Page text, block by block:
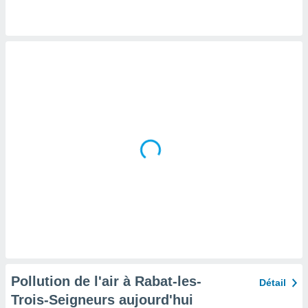
Pollution de l'air à Rabat-les-
Trois-Seigneurs aujourd'hui
Détail